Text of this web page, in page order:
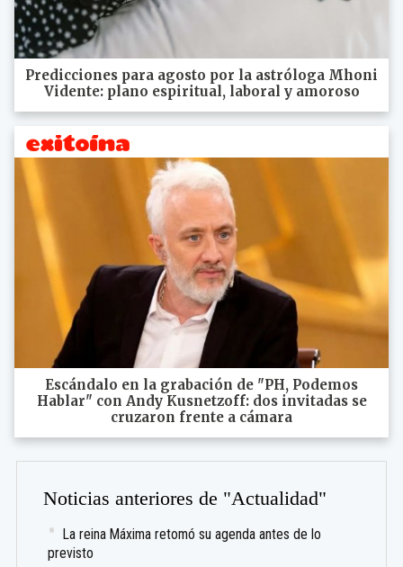
Predicciones para agosto por la astróloga Mhoni
Vidente: plano espiritual, laboral y amoroso
Escándalo en la grabación de "PH, Podemos
Hablar" con Andy Kusnetzoff: dos invitadas se
cruzaron frente a cámara
Noticias anteriores de "Actualidad"
La reina Máxima retomó su agenda antes de lo
previsto